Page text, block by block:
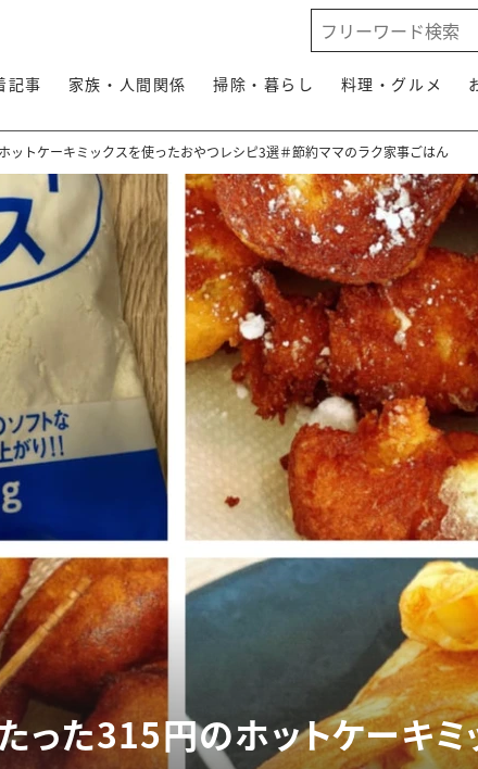
記事 家族・人間関係 掃除・暮らし 料理・グルメ
ットケーキミックスを使ったおやつレシピ3選＃節約ママのラク家事ごはん
った315円のホットケーキミ